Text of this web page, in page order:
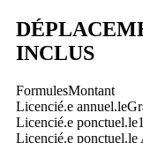
INCLUS
FormulesMontant
Licencié.e annuel.le
Licencié.e ponctuel.le
Licencié.e ponctuel.le